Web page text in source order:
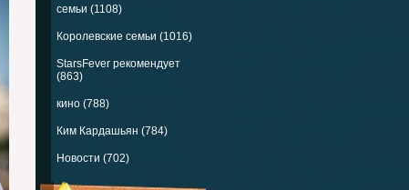
семьи (1108)
Королевские семьи (1016)
StarsFever рекомендует
(863)
кино (788)
Ким Кардашьян (784)
Новости (702)